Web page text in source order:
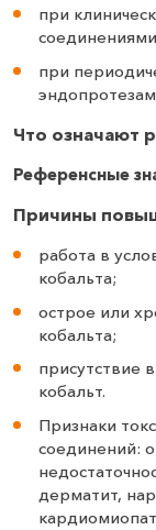
при
при
Что означают
Референсные
Причины
работа в
кобальта;
острое или
кобальта;
присутствие
кобальт.
Признаки
соединений:
дерматит,